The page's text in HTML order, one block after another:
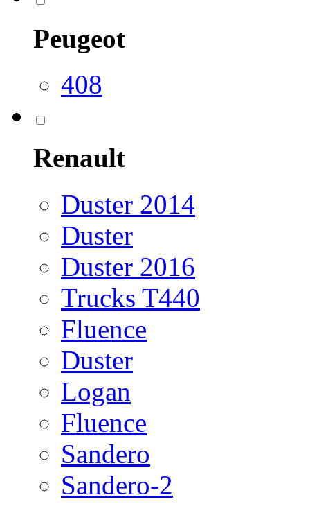
Peugeot
408
Renault
Duster 2014
Duster
Duster 2016
Trucks T440
Fluence
Duster
Logan
Fluence
Sandero
Sandero-2